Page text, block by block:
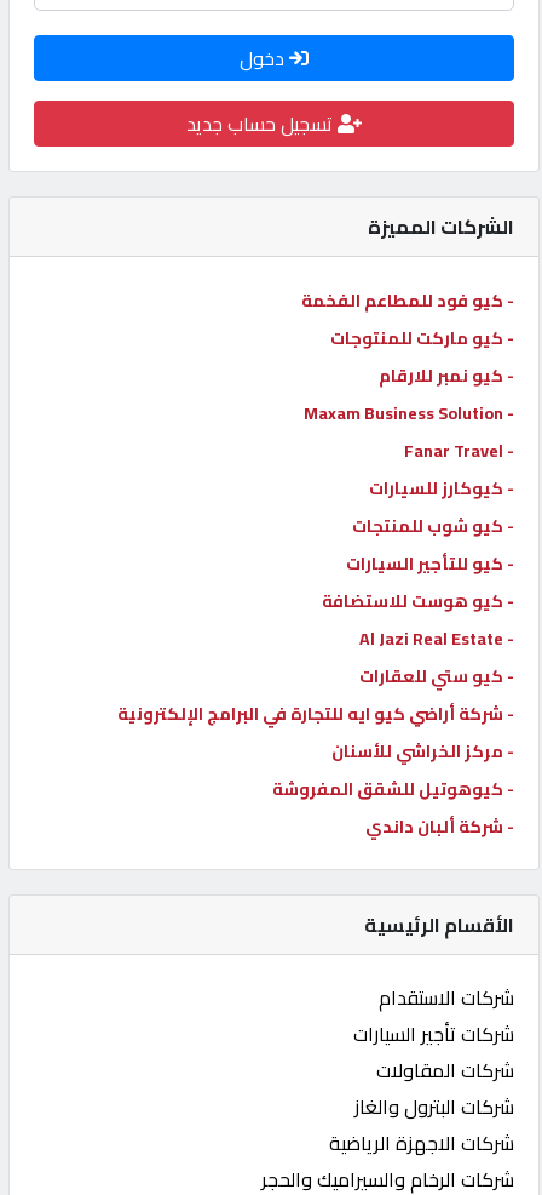
كيو
كيو
كارز
كيو
ماركت
الدليل
القطري
QHOST
دخول
تسجيل حساب جديد
الشركات المميزة
- كيو فود للمطاعم الفخمة
- كيو ماركت للمنتوجات
- كيو نمبر للارقام
- Maxam Business Solution
- Fanar Travel
- كيوكارز للسيارات
- كيو شوب للمنتجات
- كيو للتأجير السيارات
- كيو هوست للاستضافة
- Al Jazi Real Estate
- كيو ستي للعقارات
- شركة أراضي كيو ايه للتجارة في البرامج الإلكترونية
- مركز الخراشي للأسنان
- كيوهوتيل للشقق المفروشة
- شركة ألبان داندي
الأقسام الرئيسية
شركات الاستقدام
شركات تأجير السيارات
شركات المقاولات
شركات البترول والغاز
شركات الاجهزة الرياضية
شركات الرخام والسيراميك والحجر